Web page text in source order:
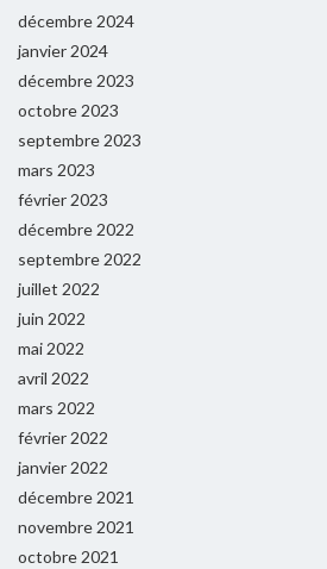
décembre 2024
janvier 2024
décembre 2023
octobre 2023
septembre 2023
mars 2023
février 2023
décembre 2022
septembre 2022
juillet 2022
juin 2022
mai 2022
avril 2022
mars 2022
février 2022
janvier 2022
décembre 2021
novembre 2021
octobre 2021